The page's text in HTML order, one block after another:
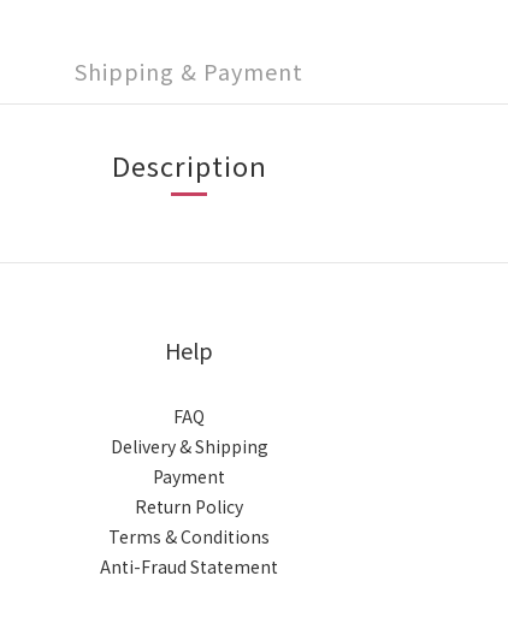
Shipping & Payment
Description
Help
FAQ
Delivery & Shipping
Payment
Return Policy
Terms & Conditions
Anti-Fraud Statement